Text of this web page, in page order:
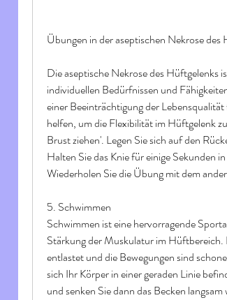
Übungen in der aseptischen Nekrose des
Die aseptische Nekrose des Hüftgelenks
individuellen Bedürfnissen und
einer Beeinträchtigung der
helfen, um die Flexibilität im Hüftgelenk
Brust ziehen'. Legen Sie sich auf den
Halten Sie das Knie für einige Sekunden
Wiederholen Sie die Übung mit dem
5. Schwimmen
Schwimmen ist eine hervorragende
Stärkung der Muskulatur im
entlastet und die Bewegungen sind
sich Ihr Körper in einer geraden Linie
und senken Sie dann das Becken